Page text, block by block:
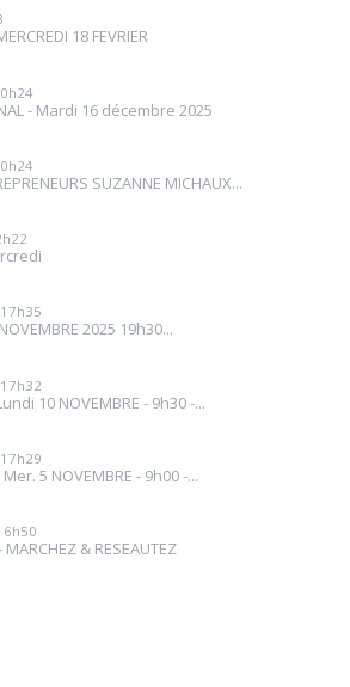
18 FEVRIER
- Mardi 16 décembre 2025
SUZANNE MICHAUX...
17h35
2025 19h30...
17h32
10 NOVEMBRE - 9h30 -...
17h29
5 NOVEMBRE - 9h00 -...
MARCHEZ & RESEAUTEZ